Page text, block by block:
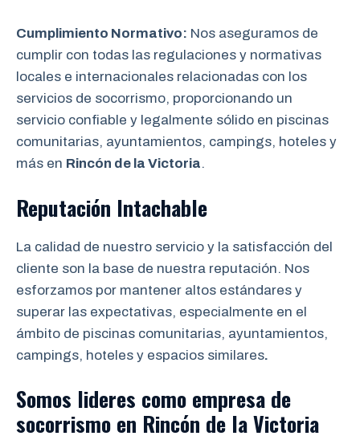
Cumplimiento Normativo: Nos aseguramos de
cumplir con todas las regulaciones y normativas
locales e internacionales relacionadas con los
servicios de socorrismo, proporcionando un
servicio confiable y legalmente sólido en piscinas
comunitarias, ayuntamientos, campings, hoteles y
más en Rincón de la Victoria.
Reputación Intachable
La calidad de nuestro servicio y la satisfacción del
cliente son la base de nuestra reputación. Nos
esforzamos por mantener altos estándares y
superar las expectativas, especialmente en el
ámbito de piscinas comunitarias, ayuntamientos,
campings, hoteles y espacios similares.
Somos lideres como empresa de
socorrismo en Rincón de la Victoria